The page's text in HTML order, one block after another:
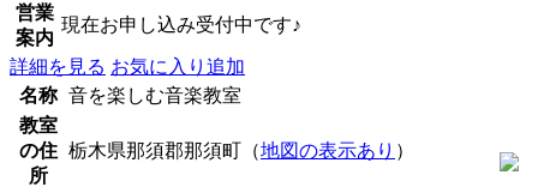
営業
案内
現在お申し込み受付中です♪
詳細を見る お気に入り追加
名称 音を楽しむ音楽教室
教室
の住
所
栃木県那須郡那須町（地図の表示あり ）